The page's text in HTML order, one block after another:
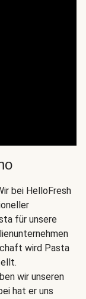
bei HelloFresh
für unsere
wird Pasta
wir unseren
hat er uns